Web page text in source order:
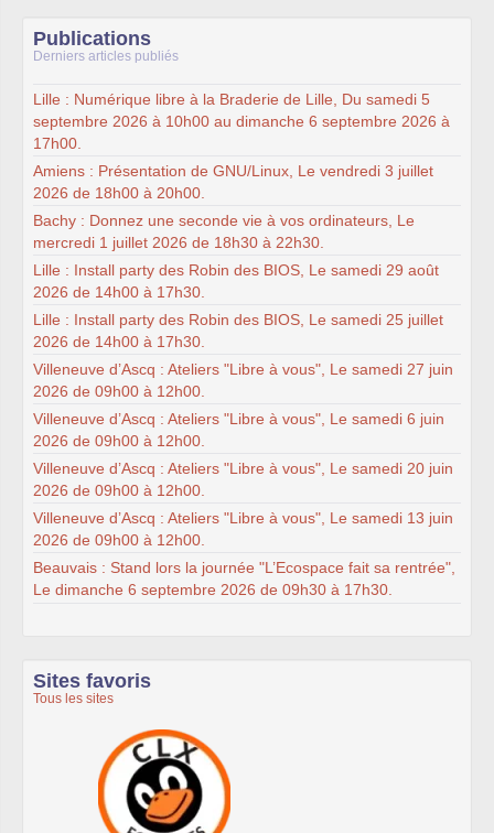
Publications
Derniers articles publiés
Lille : Numérique libre à la Braderie de Lille, Du samedi 5
septembre 2026 à 10h00 au dimanche 6 septembre 2026 à
17h00.
Amiens : Présentation de GNU/Linux, Le vendredi 3 juillet
2026 de 18h00 à 20h00.
Bachy : Donnez une seconde vie à vos ordinateurs, Le
mercredi 1 juillet 2026 de 18h30 à 22h30.
Lille : Install party des Robin des BIOS, Le samedi 29 août
2026 de 14h00 à 17h30.
Lille : Install party des Robin des BIOS, Le samedi 25 juillet
2026 de 14h00 à 17h30.
Villeneuve d’Ascq : Ateliers "Libre à vous", Le samedi 27 juin
2026 de 09h00 à 12h00.
Villeneuve d’Ascq : Ateliers "Libre à vous", Le samedi 6 juin
2026 de 09h00 à 12h00.
Villeneuve d’Ascq : Ateliers "Libre à vous", Le samedi 20 juin
2026 de 09h00 à 12h00.
Villeneuve d’Ascq : Ateliers "Libre à vous", Le samedi 13 juin
2026 de 09h00 à 12h00.
Beauvais : Stand lors la journée "L’Ecospace fait sa rentrée",
Le dimanche 6 septembre 2026 de 09h30 à 17h30.
Sites favoris
Tous les sites